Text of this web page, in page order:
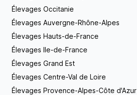
Élevages Occitanie
Élevages Auvergne-Rhône-Alpes
Élevages Hauts-de-France
Élevages Ile-de-France
Élevages Grand Est
Élevages Centre-Val de Loire
Élevages Provence-Alpes-Côte d'Azur